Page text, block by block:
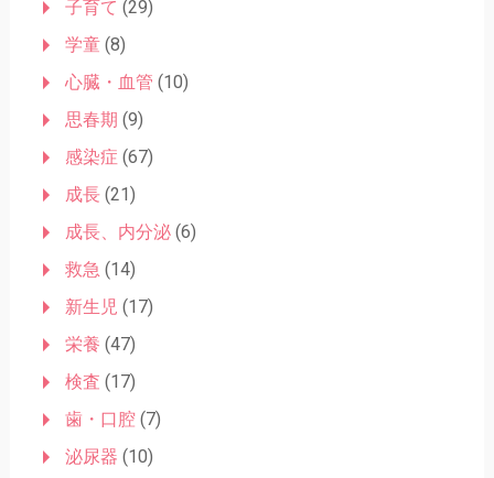
子育て (29)
学童(8)
心臓・血管 (10)
思春期 (9)
感染症 (67)
成長(21)
成長、内分泌(6)
救急 (14)
新生児 (17)
栄養 (47)
検査 (17)
歯・口腔(7)
泌尿器 (10)